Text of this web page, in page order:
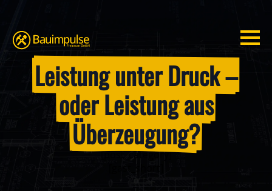
Leistung unter Druck –
oder Leistung aus
Überzeugung?
[post_category]